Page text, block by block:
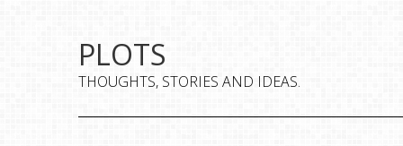
PLOTS
THOUGHTS, STORIES AND IDEAS.